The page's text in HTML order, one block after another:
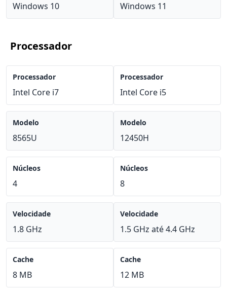
Windows 10 Windows 11
Processador
Processador
Intel Core i7
Modelo
8565U
Núcleos
4
Velocidade
1.8 GHz
Cache
8 MB
Processador
Intel Core i5
Modelo
12450H
Núcleos
8
Velocidade
1.5 GHz até 4.4 GHz
Cache
12 MB